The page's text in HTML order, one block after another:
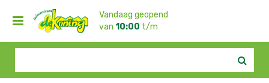
a
c
Vandaag geopend
van 10:00 t/m
Meerweg 3, 8507
551331